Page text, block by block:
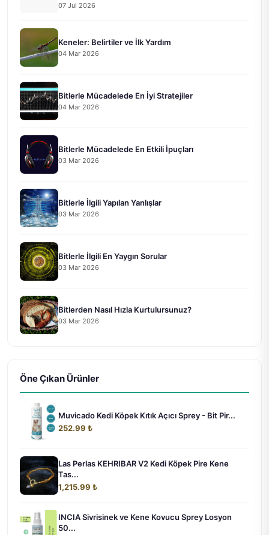
07 Jul 2026
Keneler: Belirtiler ve İlk Yardım
04 Mar 2026
Bitlerle Mücadelede En İyi Stratejiler
04 Mar 2026
Bitlerle Mücadelede En Etkili İpuçları
03 Mar 2026
Bitlerle İlgili Yapılan Yanlışlar
03 Mar 2026
Bitlerle İlgili En Yaygın Sorular
03 Mar 2026
Bitlerden Nasıl Hızla Kurtulursunuz?
03 Mar 2026
Öne Çıkan Ürünler
Muvicado Kedi Köpek Kıtık Açıcı Sprey - Bit Pir...
252.99 ₺
Las Perlas KEHRIBAR V2 Kedi Köpek Pire Kene
Tas...
1,215.99 ₺
INCIA Sivrisinek ve Kene Kovucu Sprey Losyon
50...